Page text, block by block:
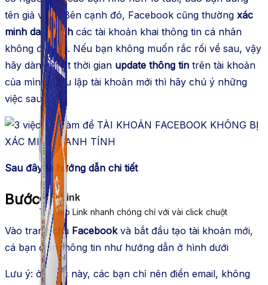
ATP Link
Tạo Bio Link nhanh chóng chỉ với vài click chuột
tên giả v.v…. Bên cạnh đó, Facebook cũng thường xác
minh danh tính các tài khoản khai thông tin cá nhân
không đầy đủ. Nếu bạn không muốn rắc rối về sau, vậy
hãy dành chút thời gian update thông tin trên tài khoản
của mình. Nếu lập tài khoản mới thì hãy chú ý những
việc sau.
Sau đây là hướng dẫn chi tiết
Bước 1:
Vào trang chủ Facebookvà bắt đầu tạo tài khoản mới,
cá bạn điền thông tin như hướng dẫn ở hình dưới
Lưu ý: ở bước này, các bạn chỉ nên điền email, không